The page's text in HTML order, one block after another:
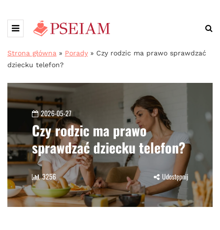
Strona główna » Porady » Czy rodzic ma prawo sprawdzać
dziecku telefon?
2026-05-27
Czy rodzic ma prawo
sprawdzać dziecku telefon?
3256 Udostępnij